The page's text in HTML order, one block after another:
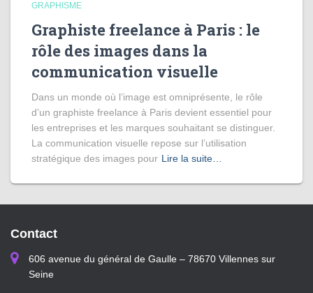
GRAPHISME
Graphiste freelance à Paris : le
rôle des images dans la
communication visuelle
Dans un monde où l’image est omniprésente, le rôle
d’un graphiste freelance à Paris devient essentiel pour
les entreprises et les marques souhaitant se distinguer.
La communication visuelle repose sur l’utilisation
stratégique des images pour Lire la suite…
Contact
606 avenue du général de Gaulle – 78670 Villennes sur
Seine